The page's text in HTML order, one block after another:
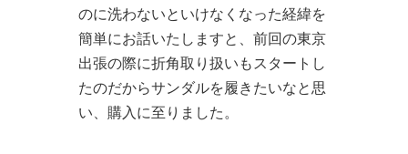
のに洗わないといけなくなった経緯を
簡単にお話いたしますと、前回の東京
出張の際に折角取り扱いもスタートし
たのだからサンダルを履きたいなと思
い、購入に至りました。